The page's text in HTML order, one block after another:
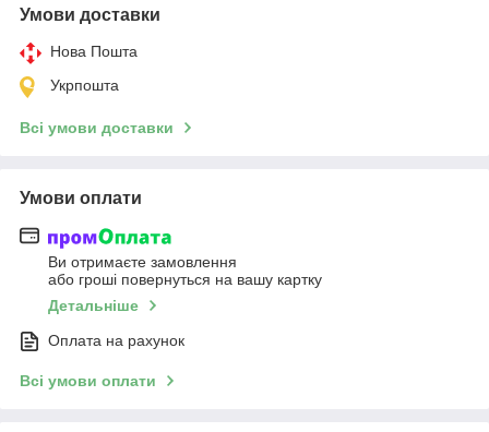
Умови доставки
Нова Пошта
Укрпошта
Всі умови доставки
Умови оплати
Ви отримаєте замовлення
або гроші повернуться на вашу картку
Детальніше
Оплата на рахунок
Всі умови оплати